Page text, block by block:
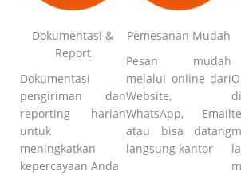
Dokumentasi &
Report
Dokumentasi
pengiriman dan
reporting harian
untuk
meningkatkan
kepercayaan Anda
Pemesanan Mudah
Pesan mudah
melalui online dari
Website,
WhatsApp, Email
atau bisa datang
langsung kantor